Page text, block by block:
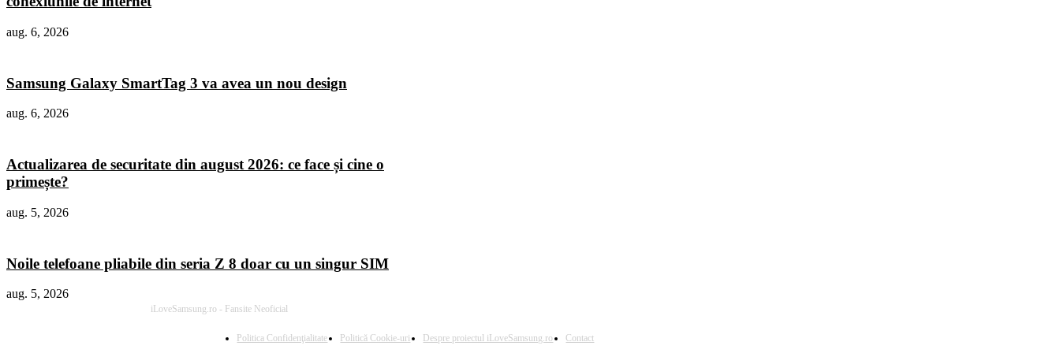
aug. 6, 2026
Samsung Galaxy SmartTag 3 va avea un nou design
aug. 6, 2026
Actualizarea de securitate din august 2026: ce face și cine o
primește?
aug. 5, 2026
Noile telefoane pliabile din seria Z 8 doar cu un singur SIM
aug. 5, 2026
iLoveSamsung.ro - Fansite Neoficial
Politica Confidenţialitate Politică Cookie-uri Despre proiectul iLoveSamsung.ro Contact